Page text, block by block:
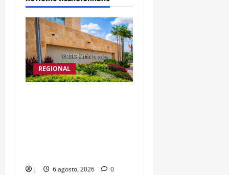
REGIONAL
| 6 agosto, 2026 0